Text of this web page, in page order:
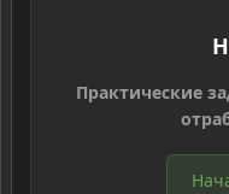
Практические